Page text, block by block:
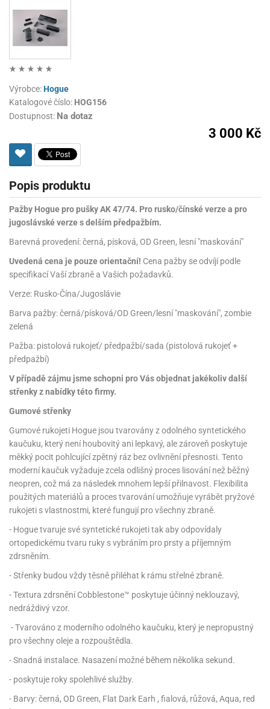
Výrobce:Hogue
Katalogové číslo: HOG156
Dostupnost: Na dotaz
3 000 Kč
Popis produktu
Pažby Hogue pro pušky AK 47/74. Pro rusko/čínské verze a pro
jugoslávské verze s delším předpažbím.
Barevná provedení: černá, písková, OD Green, lesní "maskování"
Uvedená cena je pouze orientační! Cena pažby se odvíjí podle
specifikací Vaší zbraně a Vašich požadavků.
Verze: Rusko-Čína/Jugoslávie
Barva pažby: černá/písková/OD Green/lesní "maskování", zombie
zelená
Pažba: pistolová rukojeť/ předpažbí/sada (pistolová rukojeť +
předpažbí)
V případě zájmu jsme schopni pro Vás objednat jakékoliv další
střenky z nabídky této firmy.
Gumové střenky
Gumové rukojeti Hogue jsou tvarovány z odolného syntetického
kaučuku, který není houbovitý ani lepkavý, ale zároveň poskytuje
měkký pocit pohlcující zpětný ráz bez ovlivnění přesnosti. Tento
moderní kaučuk vyžaduje zcela odlišný proces lisování než běžný
neopren, což má za následek mnohem lepší přilnavost. Flexibilita
použitých materiálů a proces tvarování umožňuje vyrábět pryžové
rukojeti s vlastnostmi, které fungují pro všechny zbraně.
- Hogue tvaruje své syntetické rukojeti tak aby odpovídaly
ortopedickému tvaru ruky s vybráním pro prsty a příjemným
zdrsněním.
- Střenky budou vždy těsně přiléhat k rámu střelné zbraně.
- Textura zdrsnění Cobblestone™ poskytuje účinný neklouzavý,
nedráždivý vzor.
- Tvarováno z moderního odolného kaučuku, který je nepropustný
pro všechny oleje a rozpouštědla.
- Snadná instalace. Nasazení možné během několika sekund.
- poskytuje roky spolehlivé služby.
- Barvy: černá, OD Green, Flat Dark Earh , fialová, růžová, Aqua, red